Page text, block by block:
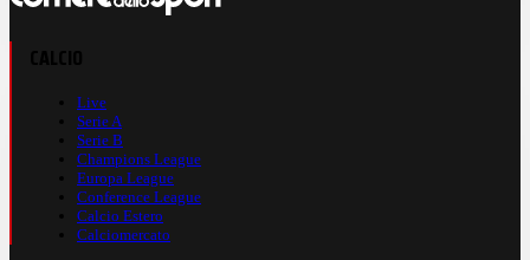
Live
Serie A
Serie B
Champions League
Europa League
Conference League
Calcio Estero
Calciomercato